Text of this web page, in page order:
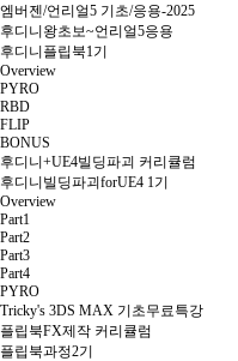
엠버젠/언리얼5 기초/응용-2025
후디니왕초보~언리얼5응용
후디니플립북1기
Overview
PYRO
RBD
FLIP
BONUS
후디니+UE4빌딩파괴 커리큘럼
후디니빌딩파괴forUE4 1기
Overview
Part1
Part2
Part3
Part4
PYRO
Tricky's 3DS MAX 기초무료특강
플립북FX제작 커리큘럼
플립북과정2기